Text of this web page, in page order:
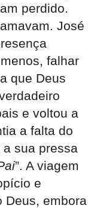
perdido.
José
falhar
que Deus
e voltou a
a falta do
sua pressa
”. A viagem
e
Deus, embora